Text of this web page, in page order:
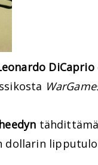
DiCaprio
dollarin